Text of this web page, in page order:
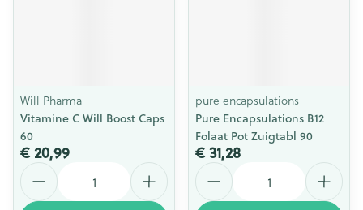
Will Pharma
Vitamine C Will Boost Caps
60
€ 20,99
pure encapsulations
Pure Encapsulations B12
Folaat Pot Zuigtabl 90
€ 31,28